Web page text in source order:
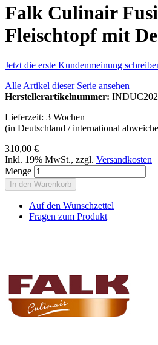
Falk Culinair
Fleischtopf mit
Jetzt die erste Kundenmeinung
Alle Artikel dieser Serie ansehen
Herstellerartikelnummer:
Lieferzeit: 3 Wochen
(in Deutschland / international
310,00 €
Inkl. 19% MwSt., zzgl. Versandkosten
Menge
In den Warenkorb
Auf den Wunschzettel
Fragen zum Produkt